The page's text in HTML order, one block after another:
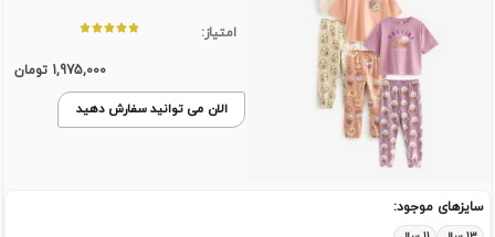
امتیاز:
1,975,000 تومان
الان می توانید سفارش دهید
سایزهای موجود: